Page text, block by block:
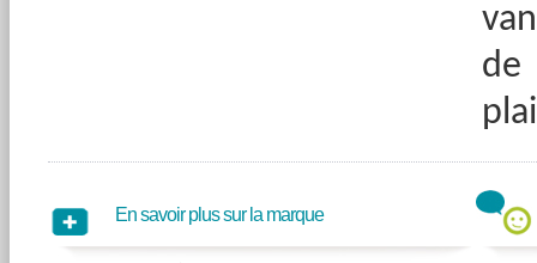
En savoir plus sur la marque